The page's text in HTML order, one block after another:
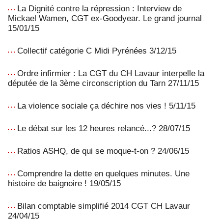
La Dignité contre la répression : Interview de
Mickael Wamen, CGT ex-Goodyear. Le grand journal
15/01/15
Collectif catégorie C Midi Pyrénées 3/12/15
Ordre infirmier : La CGT du CH Lavaur interpelle la
députée de la 3ème circonscription du Tarn 27/11/15
La violence sociale ça déchire nos vies ! 5/11/15
Le débat sur les 12 heures relancé...? 28/07/15
Ratios ASHQ, de qui se moque-t-on ? 24/06/15
Comprendre la dette en quelques minutes. Une
histoire de baignoire ! 19/05/15
Bilan comptable simplifié 2014 CGT CH Lavaur
24/04/15